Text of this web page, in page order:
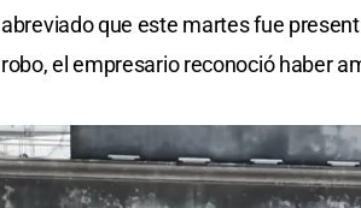
abreviado que este martes fue
robo, el empresario reconoció haber